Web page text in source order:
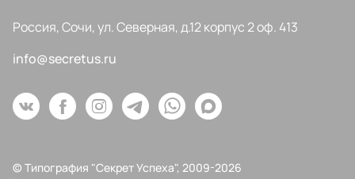
Россия, Сочи, ул. Северная, д.12 корпус 2 оф. 413
info@secretus.ru
© Типография "Секрет Успеха", 2009-2026